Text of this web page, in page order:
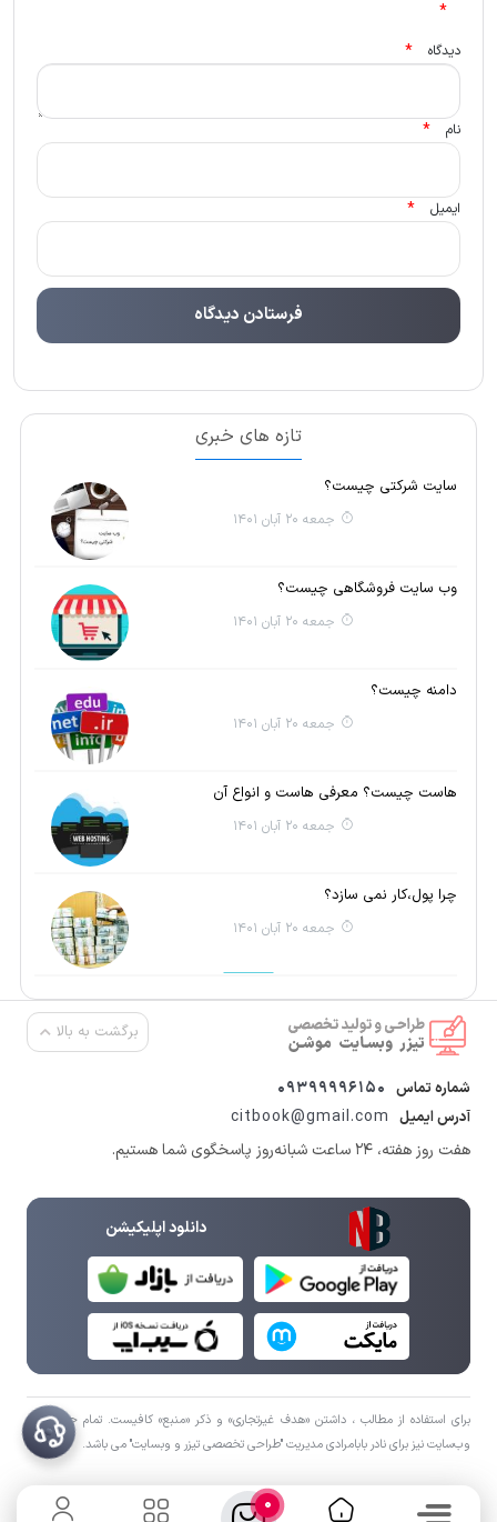
*
دیدگاه *
نام *
ایمیل *
تازه های خبری
سایت شرکتی چیست؟
جمعه 20 آبان 1401
وب سایت فروشگاهی چیست؟
جمعه 20 آبان 1401
دامنه چیست؟
جمعه 20 آبان 1401
هاست چیست؟ معرفی هاست و انواع آن
جمعه 20 آبان 1401
چرا پول،کار نمی سازد؟
جمعه 20 آبان 1401
0
برگشت به بالا
شماره تماس 09399996150
آدرس ایمیل citbook@gmail.com
هفت روز هفته، ۲۴ ساعت شبانه‌روز پاسخگوی شما هستیم.
دانلود اپلیکیشن
برای استفاده از مطالب ، داشتن «هدف غیرتجاری» و ذکر «منبع» کافیست. تمام حقوق اين
وب‌سايت نیز برای نادر بابامرادی مدیریت "طراحی تخصصی تیزر و وبسایت" می باشد.